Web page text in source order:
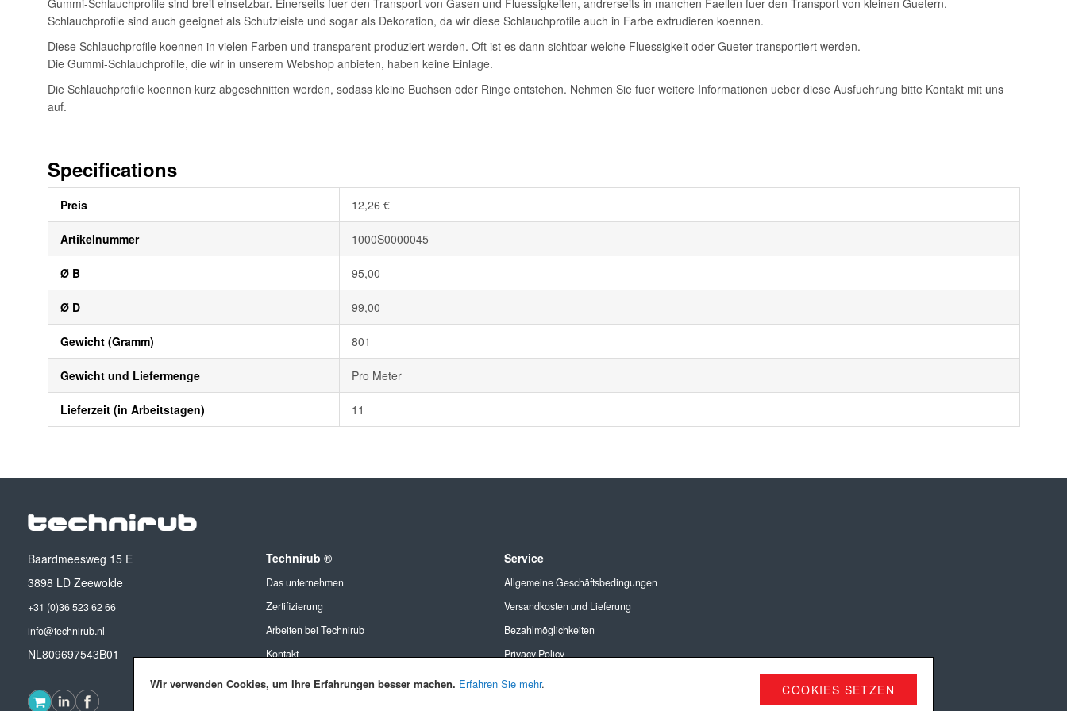
Wir verwenden Cookies, um Ihre Erfahrungen besser machen. Erfahren Sie mehr. COOKIES SETZEN
Gummi-Schlauchprofile sind breit einsetzbar. Einerseits fuer den Transport von Gasen und Fluessigkeiten, andrerseits in manchen Faellen fuer den Transport von kleinen Guetern.
Schlauchprofile sind auch geeignet als Schutzleiste und sogar als Dekoration, da wir diese Schlauchprofile auch in Farbe extrudieren koennen.
Diese Schlauchprofile koennen in vielen Farben und transparent produziert werden. Oft ist es dann sichtbar welche Fluessigkeit oder Gueter transportiert werden.
Die Gummi-Schlauchprofile, die wir in unserem Webshop anbieten, haben keine Einlage.
Die Schlauchprofile koennen kurz abgeschnitten werden, sodass kleine Buchsen oder Ringe entstehen. Nehmen Sie fuer weitere Informationen ueber diese Ausfuehrung bitte Kontakt mit uns
auf.
Specifications
Informationen
Preis 12,26 €
Artikelnummer 1000S0000045
Ø B 95,00
Ø D 99,00
Gewicht (Gramm) 801
Gewicht und Liefermenge Pro Meter
Lieferzeit (in Arbeitstagen) 11
Baardmeesweg 15 E
3898 LD Zeewolde
+31 (0)36 523 62 66
info@technirub.nl
NL809697543B01
Technirub ®
Das unternehmen
Zertifizierung
Arbeiten bei Technirub
Kontakt
Service
Allgemeine Geschäftsbedingungen
Versandkosten und Lieferung
Bezahlmöglichkeiten
Privacy Policy
Cookies